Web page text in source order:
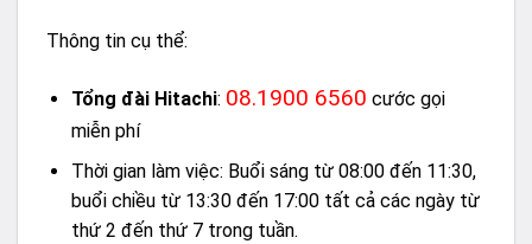
Thông tin cụ thể:
Tổng đài Hitachi: 08.1900 6560 cước gọi
miễn phí
Thời gian làm việc: Buổi sáng từ 08:00 đến 11:30,
buổi chiều từ 13:30 đến 17:00 tất cả các ngày từ
thứ 2 đến thứ 7 trong tuần.